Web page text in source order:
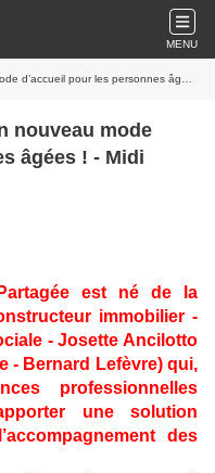
MENU
pour les personnes âgées ! - Midi Pyrénées
nouveau mode
âgées ! - Midi
est né de la
immobilier -
- Josette Ancilotto
- Bernard Lefèvre) qui,
professionnelles
une solution
des